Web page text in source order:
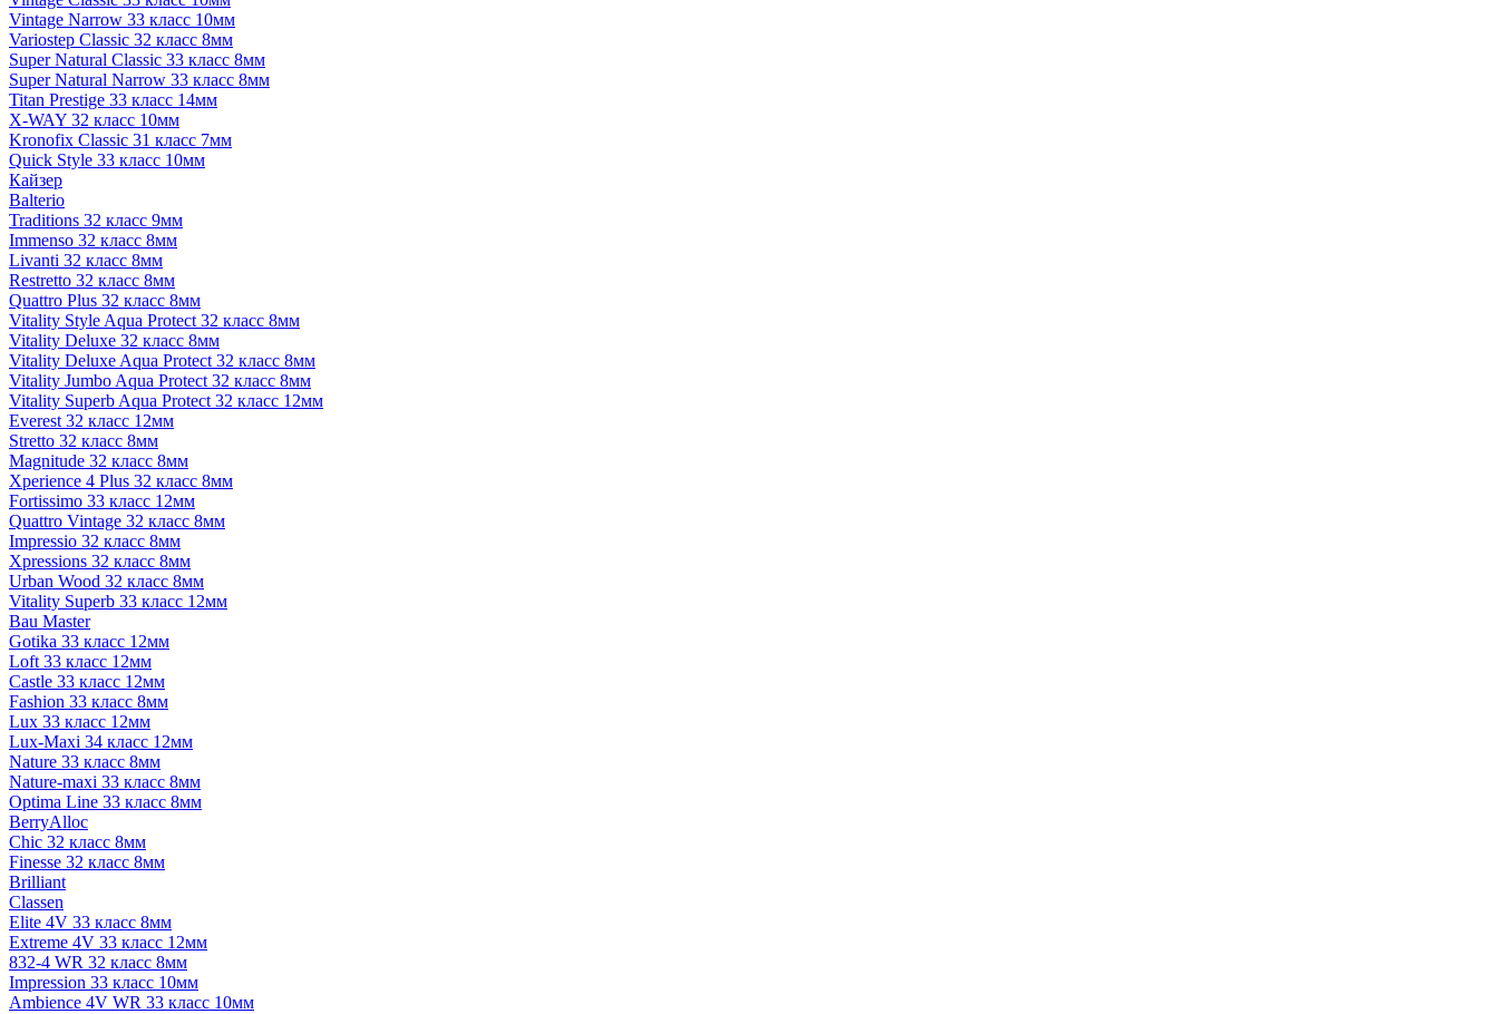
Vintage Narrow 33 класс 10мм
Variostep Classic 32 класс 8мм
Super Natural Classic 33 класс 8мм
Super Natural Narrow 33 класс 8мм
Titan Prestige 33 класс 14мм
X-WAY 32 класс 10мм
Kronofix Classic 31 класс 7мм
Quick Style 33 класс 10мм
Кайзер
Balterio
Traditions 32 класс 9мм
Immenso 32 класс 8мм
Livanti 32 класс 8мм
Restretto 32 класс 8мм
Quattro Plus 32 класс 8мм
Vitality Style Aqua Protect 32 класс 8мм
Vitality Deluxe 32 класс 8мм
Vitality Deluxe Aqua Protect 32 класс 8мм
Vitality Jumbo Aqua Protect 32 класс 8мм
Vitality Superb Aqua Protect 32 класс 12мм
Everest 32 класс 12мм
Stretto 32 класс 8мм
Magnitude 32 класс 8мм
Xperience 4 Plus 32 класс 8мм
Fortissimo 33 класс 12мм
Quattro Vintage 32 класс 8мм
Impressio 32 класс 8мм
Xpressions 32 класс 8мм
Urban Wood 32 класс 8мм
Vitality Superb 33 класс 12мм
Bau Master
Gotika 33 класс 12мм
Loft 33 класс 12мм
Castle 33 класс 12мм
Fashion 33 класс 8мм
Lux 33 класс 12мм
Lux-Maxi 34 класс 12мм
Nature 33 класс 8мм
Nature-maxi 33 класс 8мм
Optima Line 33 класс 8мм
BerryAlloc
Chic 32 класс 8мм
Finesse 32 класс 8мм
Brilliant
Classen
Elite 4V 33 класс 8мм
Extreme 4V 33 класс 12мм
832-4 WR 32 класс 8мм
Impression 33 класс 10мм
Ambience 4V WR 33 класс 10мм